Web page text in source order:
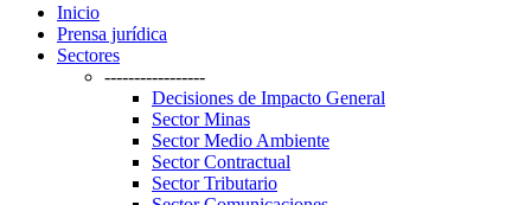
Inicio
Prensa jurídica
Sectores
-----------------
Decisiones de Impacto General
Sector Minas
Sector Medio Ambiente
Sector Contractual
Sector Tributario